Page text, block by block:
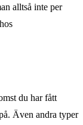
alltså inte per
du har fått
Även andra typer